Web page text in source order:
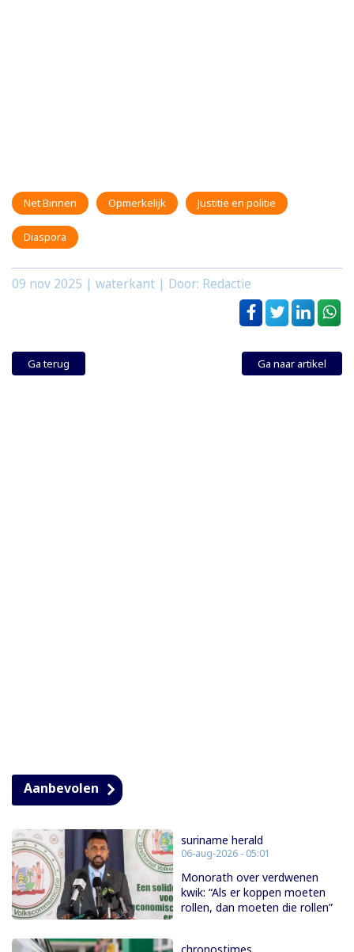
Net Binnen Opmerkelijk Justitie en politie
Diaspora
09 nov 2025 | waterkant | Door: Redactie
Ga terug Ga naar artikel
Aanbevolen
suriname herald
06-aug-2026 - 05:01
Monorath over verdwenen
kwik: “Als er koppen moeten
rollen, dan moeten die rollen”